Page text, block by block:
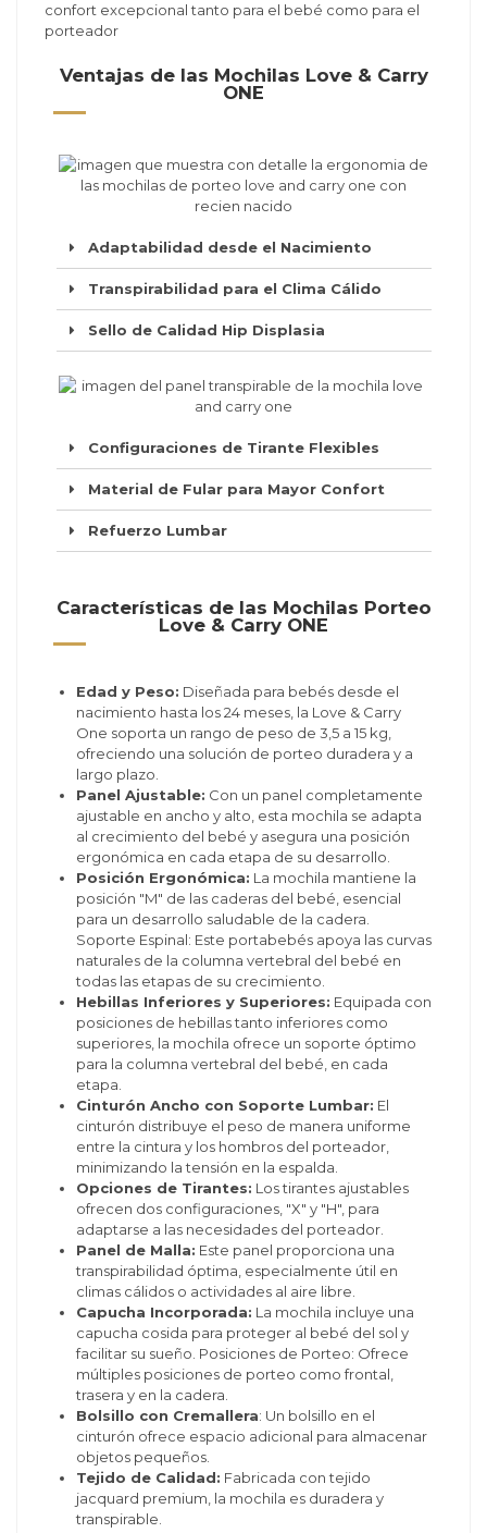
confort excepcional tanto para el bebé como para el
porteador
Ventajas de las Mochilas Love & Carry
ONE
Adaptabilidad desde el Nacimiento
Transpirabilidad para el Clima Cálido
Sello de Calidad Hip Displasia
Configuraciones de Tirante Flexibles
Material de Fular para Mayor Confort
Refuerzo Lumbar
Características de las Mochilas Porteo
Love & Carry ONE
Edad y Peso: Diseñada para bebés desde el
nacimiento hasta los 24 meses, la Love & Carry
One soporta un rango de peso de 3,5 a 15 kg,
ofreciendo una solución de porteo duradera y a
largo plazo.
Panel Ajustable: Con un panel completamente
ajustable en ancho y alto, esta mochila se adapta
al crecimiento del bebé y asegura una posición
ergonómica en cada etapa de su desarrollo.
Posición Ergonómica: La mochila mantiene la
posición "M" de las caderas del bebé, esencial
para un desarrollo saludable de la cadera.
Soporte Espinal: Este portabebés apoya las curvas
naturales de la columna vertebral del bebé en
todas las etapas de su crecimiento.
Hebillas Inferiores y Superiores: Equipada con
posiciones de hebillas tanto inferiores como
superiores, la mochila ofrece un soporte óptimo
para la columna vertebral del bebé, en cada
etapa.
Cinturón Ancho con Soporte Lumbar: El
cinturón distribuye el peso de manera uniforme
entre la cintura y los hombros del porteador,
minimizando la tensión en la espalda.
Opciones de Tirantes: Los tirantes ajustables
ofrecen dos configuraciones, "X" y "H", para
adaptarse a las necesidades del porteador.
Panel de Malla: Este panel proporciona una
transpirabilidad óptima, especialmente útil en
climas cálidos o actividades al aire libre.
Capucha Incorporada: La mochila incluye una
capucha cosida para proteger al bebé del sol y
facilitar su sueño. Posiciones de Porteo: Ofrece
múltiples posiciones de porteo como frontal,
trasera y en la cadera.
Bolsillo con Cremallera: Un bolsillo en el
cinturón ofrece espacio adicional para almacenar
objetos pequeños.
Tejido de Calidad: Fabricada con tejido
jacquard premium, la mochila es duradera y
transpirable.